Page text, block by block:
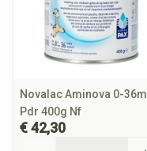
Novalac Aminova 0-36m
Pdr 400g Nf
€ 42,30